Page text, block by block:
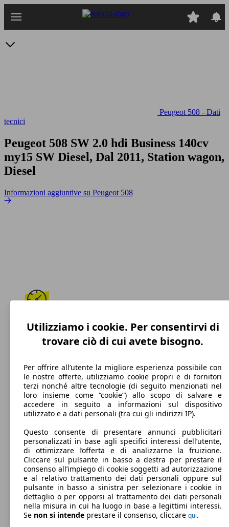
Peugeot 508 - Dati
tecnici
Peugeot 508 SW 2.0 hdi Business 140cv
my15 SW Diesel, Dal 2011, Station wagon,
Diesel
Informazioni aggiuntive su Peugeot 508
210 km/h
Velocità massima
Diesel
Carburante
130 g/km
Emissioni di CO2 (combinato)*
Utilizziamo i cookie. Per consentirvi di
trovare ciò di cui avete bisogno.
Per offrire all’utente la migliore esperienza possibile con
le nostre offerte, utilizziamo cookie propri e di fornitori
terzi nonché altre tecnologie (di seguito menzionati nel
loro insieme come “cookie”) allo scopo di salvare e
accedere in seguito a informazioni sul dispositivo
utilizzato e a dati personali (tra cui gli indirizzi IP).
Questo consente di presentare annunci pubblicitari
personalizzati in base agli specifici interessi dell’utente,
di ottimizzare l’offerta e di analizzarne la fruizione.
Cliccare sul pulsante in basso a destra per prestare il
consenso all’impiego di cookie soggetti ad autorizzazione
e al relativo trattamento dei dati personali oppure sul
pulsante in basso a sinistra per selezionare i cookie in
dettaglio o per opporsi al trattamento dei dati personali
nella misura in cui ha luogo in base a legittimi interessi.
Se non si intende prestare il consenso, cliccare qui.